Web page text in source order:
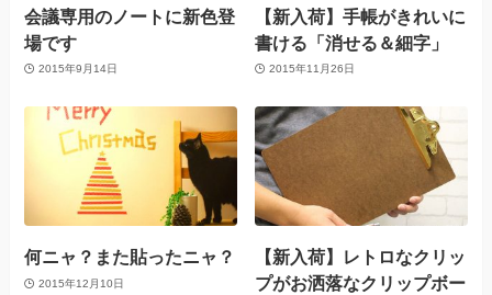
会議専用のノートに新色登
場です
2015年9月14日
【新入荷】手帳がきれいに
書ける「消せる＆細字」
2015年11月26日
何ニャ？また貼ったニャ？
2015年12月10日
【新入荷】レトロなクリッ
プがお洒落なクリップボー